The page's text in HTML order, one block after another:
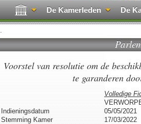
De Kamerleden De
.
Voorstel van resolutie om de
te garanderen
Volledige
Indieningsdatum
05/05/2021
Stemming Kamer
17/03/2022